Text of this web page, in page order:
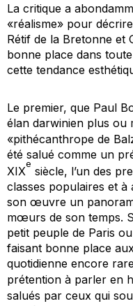
La critique a
«réalisme» pour
Rétif de la Bretonne et
bonne place dans
cette tendance
Le premier, que Paul
élan darwinien plus ou
«pithécanthrope de
été salué comme un
XIX
e
siècle, l’un des
classes populaires et à
son œuvre un
mœurs de son temps.
petit peuple de Paris
faisant bonne place
quotidienne encore
prétention à parler en
salués par ceux qui